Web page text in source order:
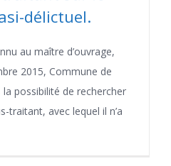
délictuel.
au maître d’ouvrage,
2015, Commune de
la possibilité de rechercher
traitant, avec lequel il n’a